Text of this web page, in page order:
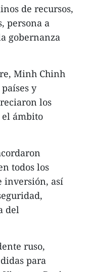
de recursos,
persona a
gobernanza
Minh Chinh
y
los
el ámbito
todos los
inversión, así
del
ruso,
para